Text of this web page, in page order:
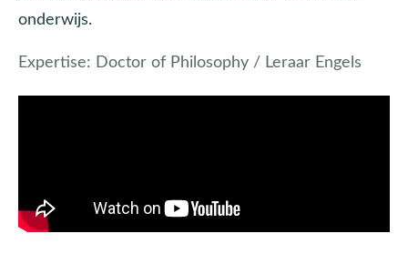
onderwijs.
Expertise: Doctor of Philosophy / Leraar Engels